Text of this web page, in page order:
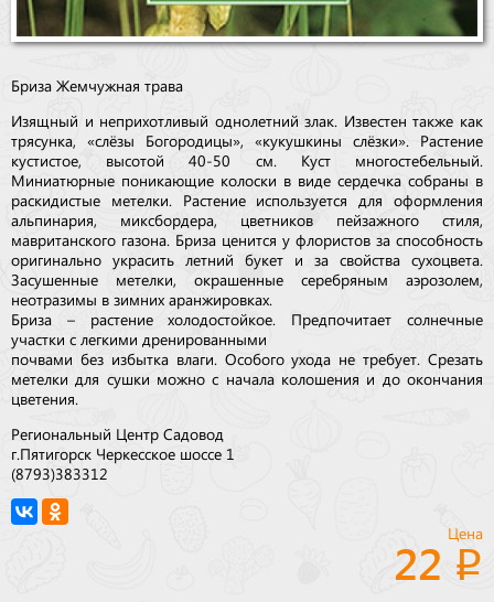
Бриза Жемчужная трава
Изящный и неприхотливый однолетний злак. Известен также как
трясунка, «слёзы Богородицы», «кукушкины слёзки». Растение
кустистое, высотой 40-50 см. Куст многостебельный.
Миниатюрные поникающие колоски в виде сердечка собраны в
раскидистые метелки. Растение используется для оформления
альпинария, миксбордера, цветников пейзажного стиля,
мавританского газона. Бриза ценится у флористов за способность
оригинально украсить летний букет и за свойства сухоцвета.
Засушенные метелки, окрашенные серебряным аэрозолем,
неотразимы в зимних аранжировках.
Бриза – растение холодостойкое. Предпочитает солнечные
участки с легкими дренированными
почвами без избытка влаги. Особого ухода не требует. Срезать
метелки для сушки можно с начала колошения и до окончания
цветения.
Региональный Центр Садовод
г.Пятигорск Черкесское шоссе 1
(8793)383312
Цена
22